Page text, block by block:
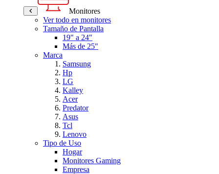
Monitores
Ver todo en monitores
Tamaño de Pantalla
19" a 24"
Más de 25"
Marca
Samsung
Hp
LG
Kalley
Acer
Predator
Asus
Tcl
Lenovo
Tipo de Uso
Hogar
Monitores Gaming
Empresa